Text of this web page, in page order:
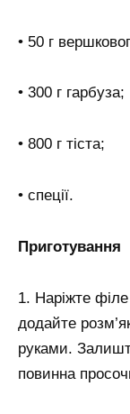
• 50 г
• 300 г гарбуза;
• 800 г тіста;
• спеції.
Приготування
1. Наріжте
додайте
руками.
повинна